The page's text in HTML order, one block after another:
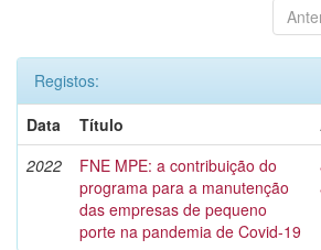
Registos:
Data
Título
2022
FNE MPE: a contribuição do
programa para a manutenção
das empresas de pequeno
porte na pandemia de Covid-19